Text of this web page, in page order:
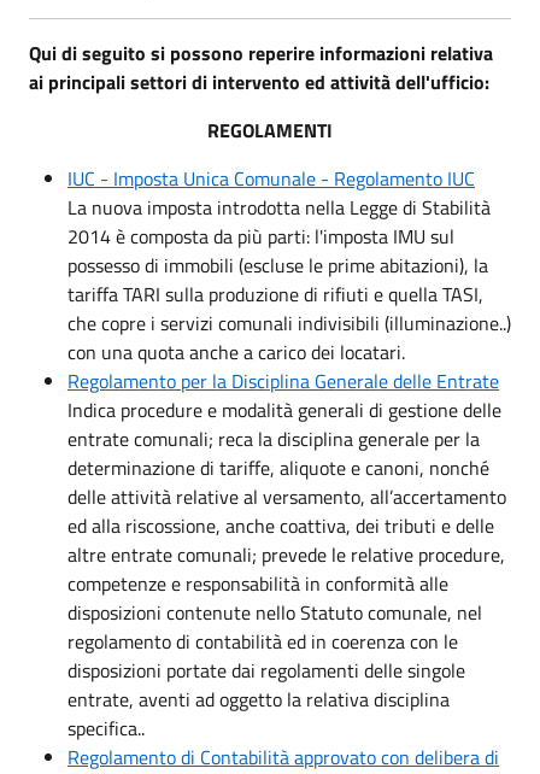
Qui di seguito si possono reperire informazioni relativa
ai principali settori di intervento ed attività dell'ufficio:
REGOLAMENTI
IUC - Imposta Unica Comunale - Regolamento IUC
La nuova imposta introdotta nella Legge di Stabilità
2014 è composta da più parti: l'imposta IMU sul
possesso di immobili (escluse le prime abitazioni), la
tariffa TARI sulla produzione di rifiuti e quella TASI,
che copre i servizi comunali indivisibili (illuminazione..)
con una quota anche a carico dei locatari.
Regolamento per la Disciplina Generale delle Entrate
Indica procedure e modalità generali di gestione delle
entrate comunali; reca la disciplina generale per la
determinazione di tariffe, aliquote e canoni, nonché
delle attività relative al versamento, all’accertamento
ed alla riscossione, anche coattiva, dei tributi e delle
altre entrate comunali; prevede le relative procedure,
competenze e responsabilità in conformità alle
disposizioni contenute nello Statuto comunale, nel
regolamento di contabilità ed in coerenza con le
disposizioni portate dai regolamenti delle singole
entrate, aventi ad oggetto la relativa disciplina
specifica..
Regolamento di Contabilità approvato con delibera di